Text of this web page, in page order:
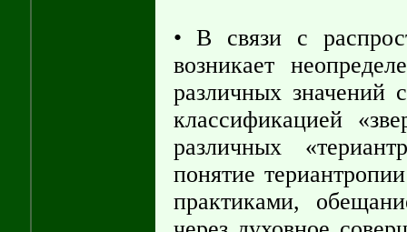
• В связи с
возникает
различных значений
классификацией
различных
понятие
практиками,